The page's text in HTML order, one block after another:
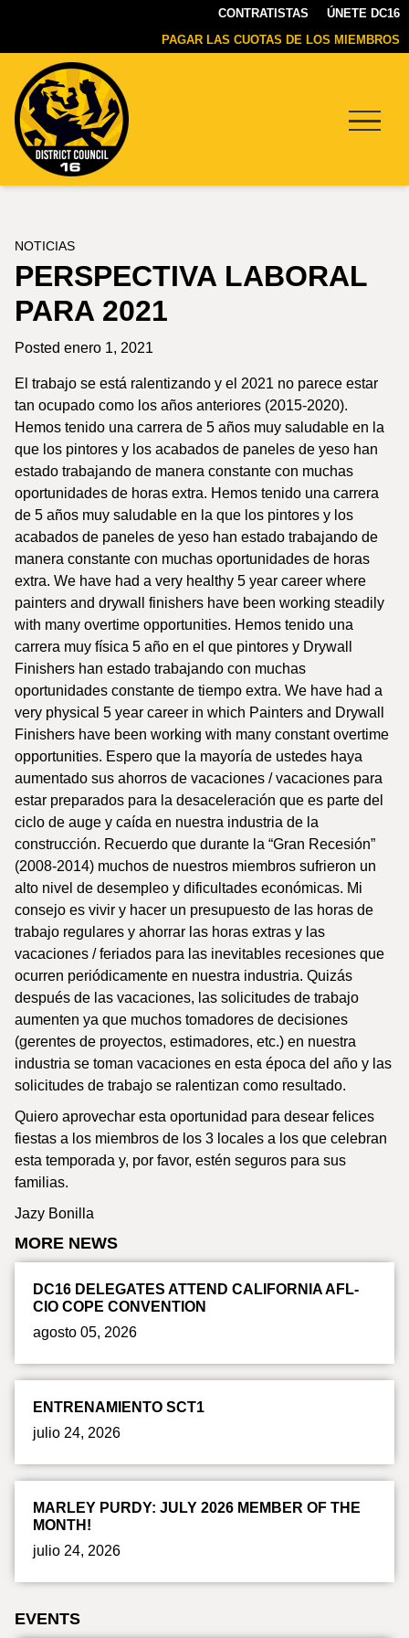
CONTRATISTAS
ÚNETE DC16
PAGAR LAS CUOTAS DE LOS MIEMBROS
NOTICIAS
PERSPECTIVA LABORAL
PARA 2021
Posted enero 1, 2021
El trabajo se está ralentizando y el 2021 no parece estar
tan ocupado como los años anteriores (2015-2020).
Hemos tenido una carrera de 5 años muy saludable en la
que los pintores y los acabados de paneles de yeso han
estado trabajando de manera constante con muchas
oportunidades de horas extra. Hemos tenido una carrera
de 5 años muy saludable en la que los pintores y los
acabados de paneles de yeso han estado trabajando de
manera constante con muchas oportunidades de horas
extra. We have had a very healthy 5 year career where
painters and drywall finishers have been working steadily
with many overtime opportunities. Hemos tenido una
carrera muy física 5 año en el que pintores y Drywall
Finishers han estado trabajando con muchas
oportunidades constante de tiempo extra. We have had a
very physical 5 year career in which Painters and Drywall
Finishers have been working with many constant overtime
opportunities. Espero que la mayoría de ustedes haya
aumentado sus ahorros de vacaciones / vacaciones para
estar preparados para la desaceleración que es parte del
ciclo de auge y caída en nuestra industria de la
construcción. Recuerdo que durante la “Gran Recesión”
(2008-2014) muchos de nuestros miembros sufrieron un
alto nivel de desempleo y dificultades económicas. Mi
consejo es vivir y hacer un presupuesto de las horas de
trabajo regulares y ahorrar las horas extras y las
vacaciones / feriados para las inevitables recesiones que
ocurren periódicamente en nuestra industria. Quizás
después de las vacaciones, las solicitudes de trabajo
aumenten ya que muchos tomadores de decisiones
(gerentes de proyectos, estimadores, etc.) en nuestra
industria se toman vacaciones en esta época del año y las
solicitudes de trabajo se ralentizan como resultado.
Quiero aprovechar esta oportunidad para desear felices
fiestas a los miembros de los 3 locales a los que celebran
esta temporada y, por favor, estén seguros para sus
familias.
Jazy Bonilla
MORE NEWS
DC16 DELEGATES ATTEND CALIFORNIA AFL-
CIO COPE CONVENTION
agosto 05, 2026
ENTRENAMIENTO SCT1
julio 24, 2026
MARLEY PURDY: JULY 2026 MEMBER OF THE
MONTH!
julio 24, 2026
EVENTS